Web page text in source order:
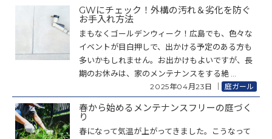
GWにチェック！外構の汚れ＆劣化を防ぐ
お手入れ方法
まもなくゴールデンウィーク！広島でも、色々な
イベントが目白押しで、出かける予定のある方も
多いかもしれません。お出かけもよいですが、長
期のお休みは、家のメンテナンスをする絶 ...
2025年04月23日 庭ガール
春から始めるメンテナンスフリーの庭づく
り
春になって気温が上がってきました。こうなって